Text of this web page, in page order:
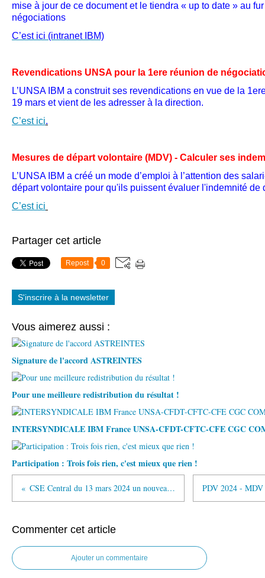
mise à jour de ce document et le tiendra « up to date » au
négociations
C’est ici (intranet IBM)
Revendications UNSA pour la 1ere réunion de
L’UNSA IBM a construit ses revendications en vue de la
19 mars et vient de les adresser à la direction.
C’est ici.
Mesures de départ volontaire (MDV) - Calculer ses
L’UNSA IBM a créé un mode d’emploi à l’attention des
départ volontaire pour qu'ils puissent évaluer l'indemnité de
C’est ici
Partager cet article
Repost 0
S'inscrire à la newsletter
Vous aimerez aussi :
Signature de l'accord ASTREINTES
Pour une meilleure redistribution du résultat !
INTERSYNDICALE IBM France UNSA-CFDT-CFTC-CFE CGC
Participation : Trois fois rien, c'est mieux que rien !
CSE Central du 13 mars 2024 un nouveau plan de départ !
Commenter cet article
Ajouter un commentaire